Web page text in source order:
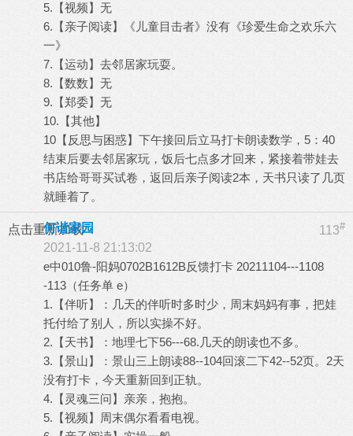
5.【视频】无
6.【亲子阅读】《儿童目击者》没有《珍爱生命之欢乐六
一》
7.【运动】去邻居家玩耍。
8.【数数】无
9.【郑委】无
10.【其他】
10【反思与困惑】下午接回后立马打卡朗读数学，5：40
结束后要去邻居家玩，饭后七点多才回来，紧接着带娃去
书店给哥哥买试卷，返回后亲子阅读2本，天书只读了几页
就睡着了。
点击重新加载 113#
何谐家园
2021-11-8 21:13:02
e中010鲁-阳妈0702B1612B反馈打卡 20211104---1108
-113（任务单 e）
1.【伴听】：几天的伴听时多时少，周末妈妈有事，把娃
托付给了别人，所以实操不好。
2.【天书】：地理七下56---68.几天的朗读也不多。
3.【景山】：景山三上朗读88--104回滚二下42--52页。2天
没有打卡，今天重新回到正轨。
4.【灵魂三问】亲亲，抱抱。
5.【视频】周末偶尔看看电视。